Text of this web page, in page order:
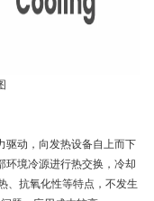
驱动，向发热设备自上而下
环境冷源进行热交换，冷却
、抗氧化性等特点，不发生